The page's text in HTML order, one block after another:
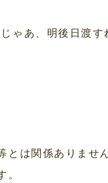
ゃあ、明後日渡
は関係ありません